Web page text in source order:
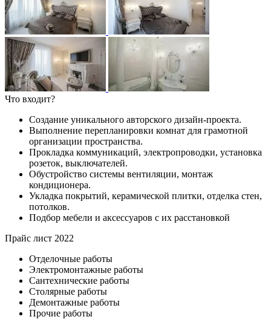
Что входит?
Создание уникального авторского дизайн-проекта.
Выполнение перепланировки комнат для грамотной
организации пространства.
Прокладка коммуникаций, электропроводки, установка
розеток, выключателей.
Обустройство системы вентиляции, монтаж
кондиционера.
Укладка покрытий, керамической плитки, отделка стен,
потолков.
Подбор мебели и аксессуаров с их расстановкой
Прайс лист 2022
Отделочные работы
Электромонтажные работы
Сантехнические работы
Столярные работы
Демонтажные работы
Прочие работы